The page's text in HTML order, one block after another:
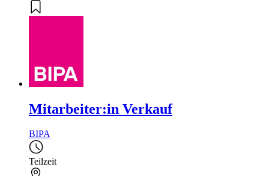
Mitarbeiter:in Verkauf
BIPA
Teilzeit